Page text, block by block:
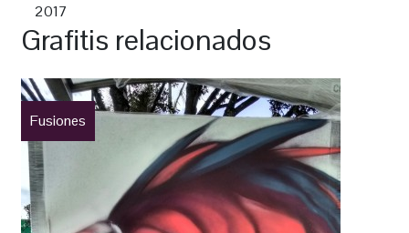
2017
Grafitis relacionados
Fusiones